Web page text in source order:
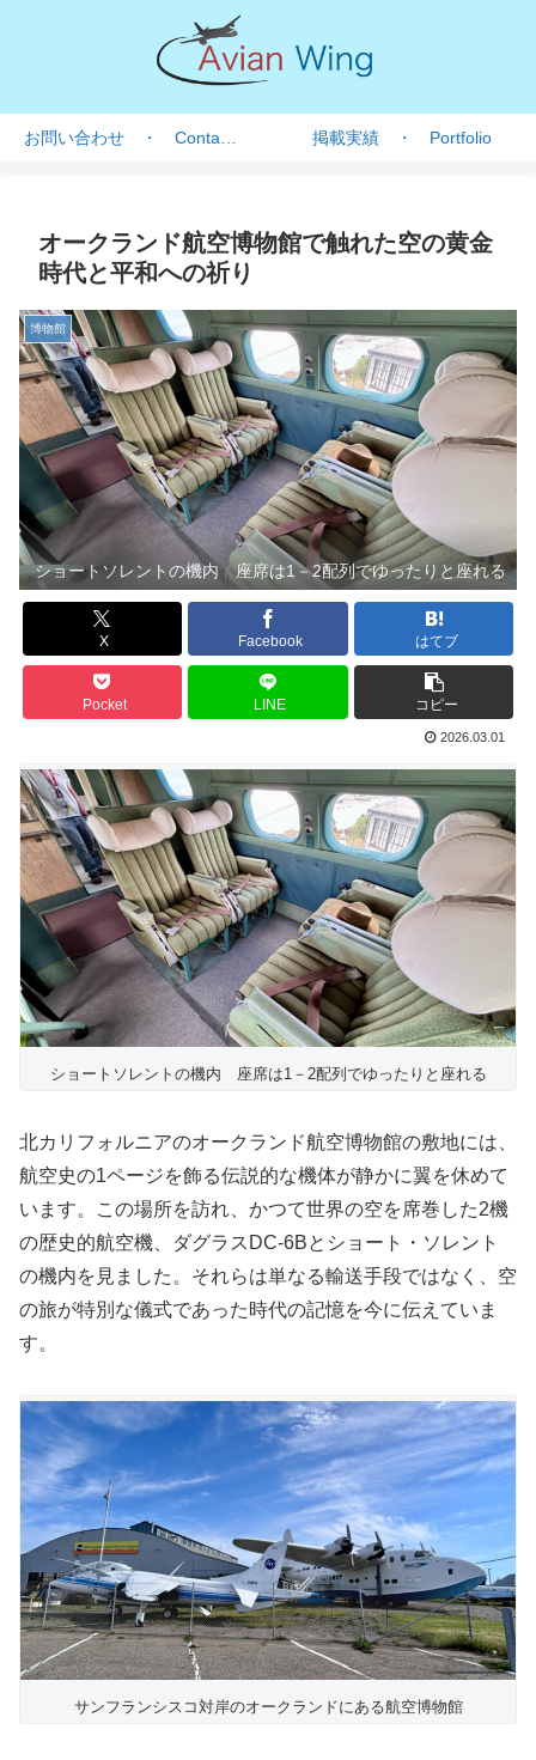
掲載実績 ・ Portfolio
オークランド航空博物館で触れた空の黄金
時代と平和への祈り
博物館
ショートソレントの機内 座席は1－2配列でゆったりと座れる
X Facebook はてブ
Pocket LINE コピー
2026.03.01
ショートソレントの機内 座席は1－2配列でゆったりと座れる
北カリフォルニアのオークランド航空博物館の敷地には、
航空史の1ページを飾る伝説的な機体が静かに翼を休めて
います。この場所を訪れ、かつて世界の空を席巻した2機
の歴史的航空機、ダグラスDC-6Bとショート・ソレント
の機内を見ました。それらは単なる輸送手段ではなく、空
の旅が特別な儀式であった時代の記憶を今に伝えていま
す。
サンフランシスコ対岸のオークランドにある航空博物館